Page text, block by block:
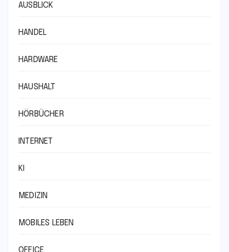
AUSBLICK
HANDEL
HARDWARE
HAUSHALT
HÖRBÜCHER
INTERNET
KI
MEDIZIN
MOBILES LEBEN